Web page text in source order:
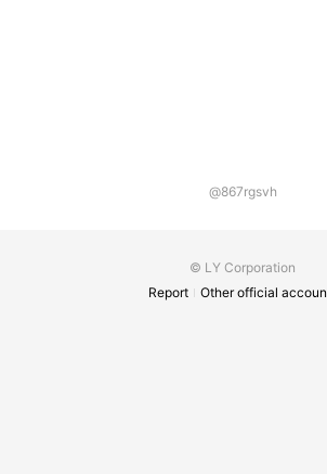
@867rgsvh
© LY Corporation
Report
Other official